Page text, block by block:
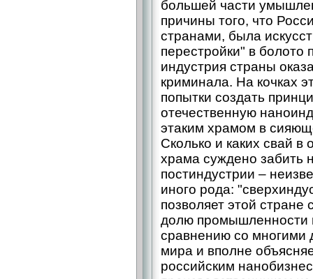
большей части
причины того, что
странами, была
перестройки" в болото
индустрия страны
криминала. На кочках
попытки создать
отечественную
этаким храмом в
Сколько и каких свай
храма суждено забить
постиндустрии –
иного рода:
позволяет этой
долю промышленности
сравнению со многими
мира и вполне
российским